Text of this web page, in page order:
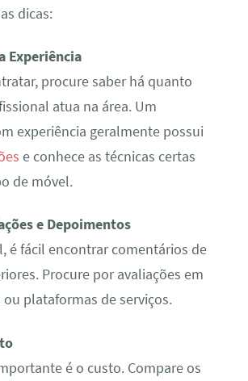
dicas:
Experiência
procure saber há quanto
atua na área. Um
experiência geralmente possui
e conhece as técnicas certas
de móvel.
e Depoimentos
é fácil encontrar comentários de
Procure por avaliações em
ou plataformas de serviços.
é o custo. Compare os